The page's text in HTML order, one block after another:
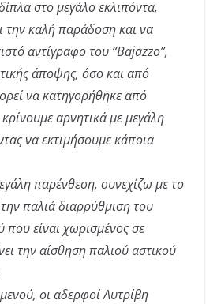
στο μεγάλο εκλιπόντα,
την καλή παράδοση και να
αντίγραφο του “Bajazzo”,
άποψης, όσο και από
να κατηγορήθηκε από
αρνητικά με μεγάλη
να εκτιμήσουμε κάποια
παρένθεση, συνεχίζω με το
παλιά διαρρύθμιση του
που είναι χωρισμένος σε
την αίσθηση παλιού αστικού
οι αδερφοί Λυτρίβη